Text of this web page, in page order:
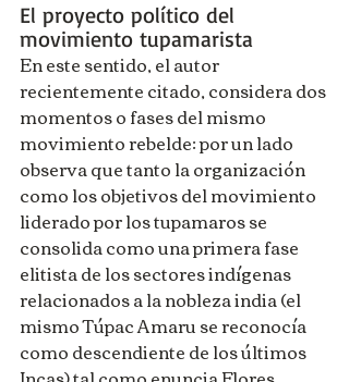
El proyecto político del
movimiento tupamarista
En este sentido, el autor
recientemente citado, considera dos
momentos o fases del mismo
movimiento rebelde: por un lado
observa que tanto la organización
como los objetivos del movimiento
liderado por los tupamaros se
consolida como una primera fase
elitista de los sectores indígenas
relacionados a la nobleza india (el
mismo Túpac Amaru se reconocía
como descendiente de los últimos